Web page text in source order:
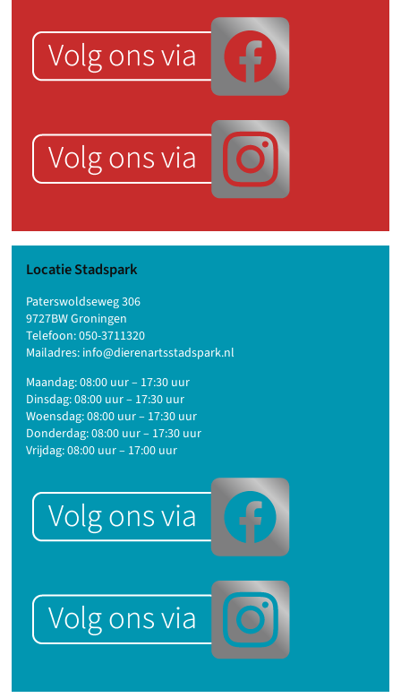
Locatie Stadspark
Paterswoldseweg 306
9727BW Groningen
Telefoon:050-3711320
Mailadres: info@dierenartsstadspark.nl
Maandag: 08:00 uur – 17:30 uur
Dinsdag: 08:00 uur – 17:30 uur
Woensdag: 08:00 uur – 17:30 uur
Donderdag: 08:00 uur – 17:30 uur
Vrijdag: 08:00 uur – 17:00 uur